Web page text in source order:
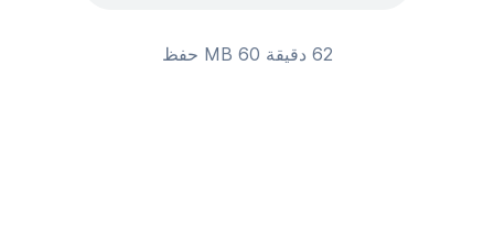
62 دقيقة 60 MB حفظ